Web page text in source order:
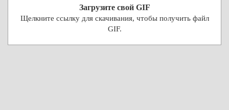
Загрузите свой GIF
Щелкните ссылку для скачивания, чтобы получить файл
GIF.